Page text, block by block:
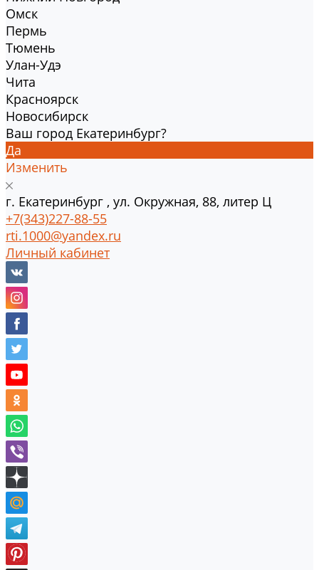
Омск
Пермь
Тюмень
Улан-Удэ
Чита
Красноярск
Новосибирск
Ваш город Екатеринбург?
Да
Изменить
г. Екатеринбург , ул. Окружная, 88, литер Ц
+7(343)227-88-55
rti.1000@yandex.ru
Личный кабинет